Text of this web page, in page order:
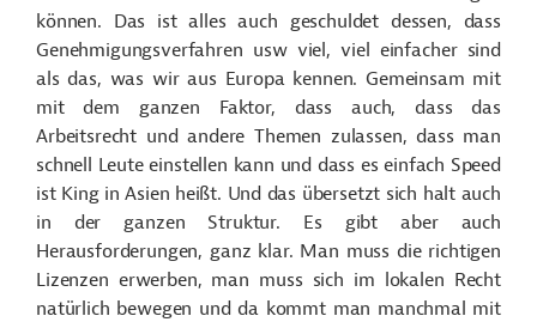
können. Das ist alles auch geschuldet dessen, dass
Genehmigungsverfahren usw viel, viel einfacher sind
als das, was wir aus Europa kennen. Gemeinsam mit
mit dem ganzen Faktor, dass auch, dass das
Arbeitsrecht und andere Themen zulassen, dass man
schnell Leute einstellen kann und dass es einfach Speed
ist King in Asien heißt. Und das übersetzt sich halt auch
in der ganzen Struktur. Es gibt aber auch
Herausforderungen, ganz klar. Man muss die richtigen
Lizenzen erwerben, man muss sich im lokalen Recht
natürlich bewegen und da kommt man manchmal mit